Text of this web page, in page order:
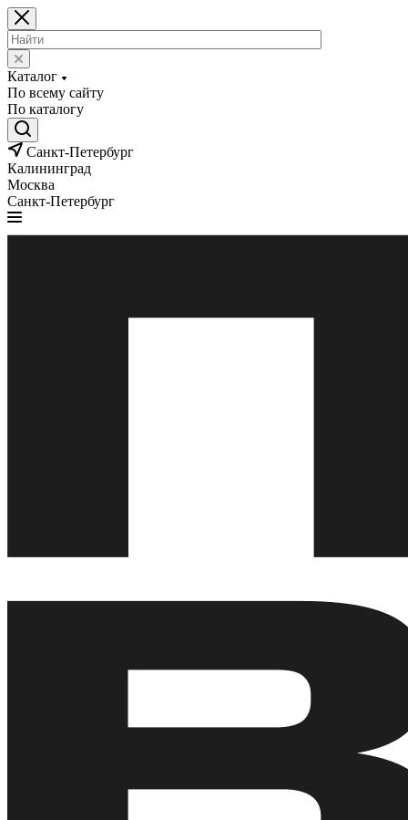
Каталог
По всему сайту
По каталогу
Санкт-Петербург
Калининград
Москва
Санкт-Петербург